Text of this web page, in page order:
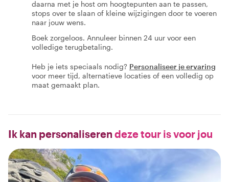
daarna met je host om hoogtepunten aan te passen,
stops over te slaan of kleine wijzigingen door te voeren
naar jouw wens.
Boek zorgeloos. Annuleer binnen 24 uur voor een
volledige terugbetaling.
Heb je iets speciaals nodig? Personaliseer je ervaring
voor meer tijd, alternatieve locaties of een volledig op
maat gemaakt plan.
Ik kan personaliseren deze tour is voor jou